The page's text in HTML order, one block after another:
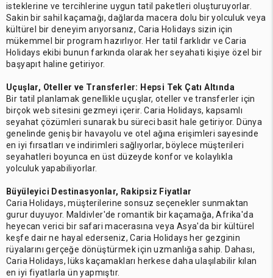
isteklerine ve tercihlerine uygun tatil paketleri oluşturuyorlar.
Sakin bir sahil kaçamağı, dağlarda macera dolu bir yolculuk veya
kültürel bir deneyim arıyorsanız, Caria Holidays sizin için
mükemmel bir program hazırlıyor. Her tatil farklıdır ve Caria
Holidays ekibi bunun farkında olarak her seyahati kişiye özel bir
başyapıt haline getiriyor.
Uçuşlar, Oteller ve Transferler: Hepsi Tek Çatı Altında
Bir tatil planlamak genellikle uçuşlar, oteller ve transferler için
birçok web sitesini gezmeyi içerir. Caria Holidays, kapsamlı
seyahat çözümleri sunarak bu süreci basit hale getiriyor. Dünya
genelinde geniş bir havayolu ve otel ağına erişimleri sayesinde
en iyi fırsatları ve indirimleri sağlıyorlar, böylece müşterileri
seyahatleri boyunca en üst düzeyde konfor ve kolaylıkla
yolculuk yapabiliyorlar.
Büyüleyici Destinasyonlar, Rakipsiz Fiyatlar
Caria Holidays, müşterilerine sonsuz seçenekler sunmaktan
gurur duyuyor. Maldivler'de romantik bir kaçamağa, Afrika'da
heyecan verici bir safari macerasına veya Asya'da bir kültürel
keşfe dair ne hayal ederseniz, Caria Holidays her gezginin
rüyalarını gerçeğe dönüştürmek için uzmanlığa sahip. Dahası,
Caria Holidays, lüks kaçamakları herkese daha ulaşılabilir kılan
en iyi fiyatlarla ün yapmıştır.